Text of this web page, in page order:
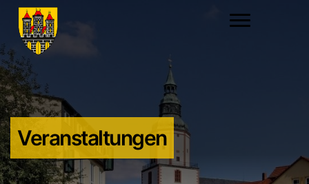
Veranstaltungen